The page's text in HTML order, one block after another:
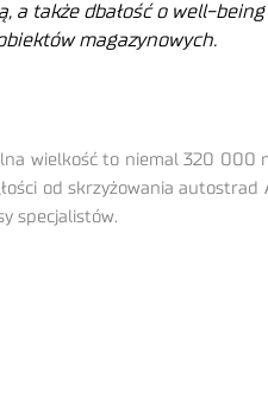
a także dbałość o well-
magazynowych.
wielkość to niemal 320 000
od skrzyżowania autostrad
specjalistów.